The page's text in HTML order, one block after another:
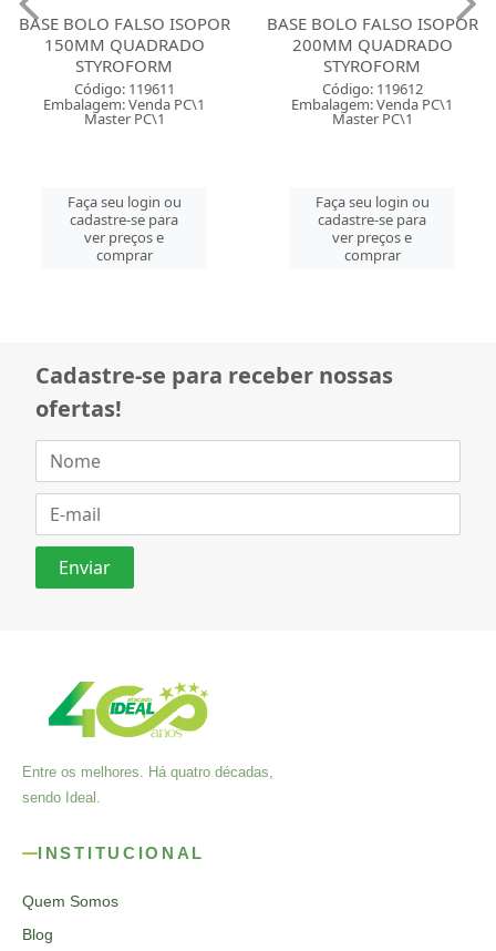
BASE BOLO FALSO ISOPOR
150MM QUADRADO
STYROFORM
Código: 119611
Embalagem: Venda PC\1
Master PC\1
Faça seu login ou
cadastre-se para
ver preços e
comprar
BASE BOLO FALSO ISOPOR
200MM QUADRADO
STYROFORM
Código: 119612
Embalagem: Venda PC\1
Master PC\1
Faça seu login ou
cadastre-se para
ver preços e
comprar
Cadastre-se para receber nossas
ofertas!
Entre os melhores. Há quatro décadas,
sendo Ideal.
INSTITUCIONAL
Quem Somos
Blog